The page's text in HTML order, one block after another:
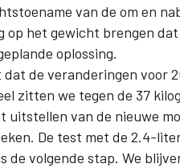
van de om en
op het gewicht brengen
oplossing.
de veranderingen voor
zitten we tegen de 37
uitstellen van de nieuwe
De test met de 2.4-
de volgende stap. We